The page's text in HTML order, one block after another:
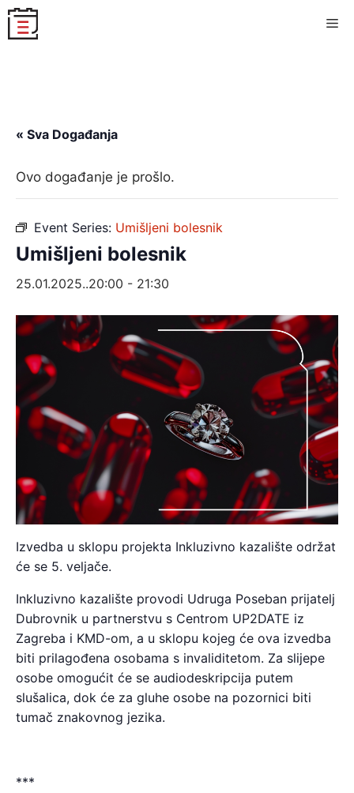
Skip
to
« Sva Događanja
Ovo događanje je prošlo.
Event Series: Umišljeni bolesnik
Umišljeni bolesnik
25.01.2025..20:00 - 21:30
Izvedba u sklopu projekta Inkluzivno kazalište održat
će se 5. veljače.
Inkluzivno kazalište provodi Udruga Poseban prijatelj
Dubrovnik u partnerstvu s Centrom UP2DATE iz
Zagreba i KMD-om, a u sklopu kojeg će ova izvedba
biti prilagođena osobama s invaliditetom. Za slijepe
osobe omogućit će se audiodeskripcija putem
slušalica, dok će za gluhe osobe na pozornici biti
tumač znakovnog jezika.
***